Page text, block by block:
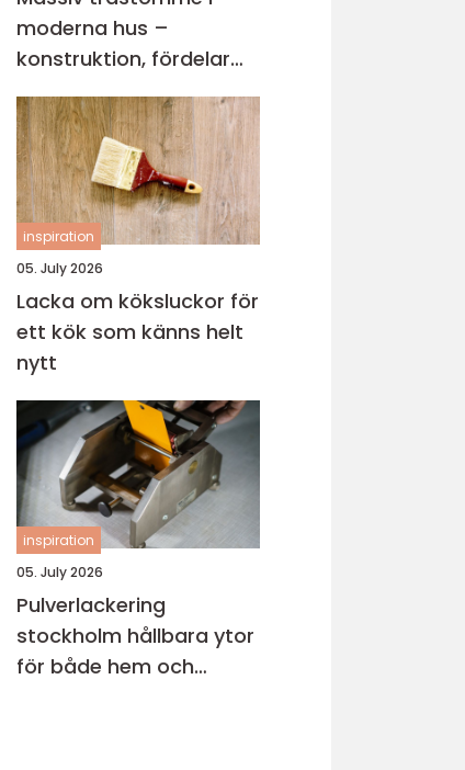
moderna hus –
konstruktion, fördelar
och arkitektur för
hållbart byggande
inspiration
05. July 2026
Lacka om köksluckor för
ett kök som känns helt
nytt
inspiration
05. July 2026
Pulverlackering
stockholm hållbara ytor
för både hem och